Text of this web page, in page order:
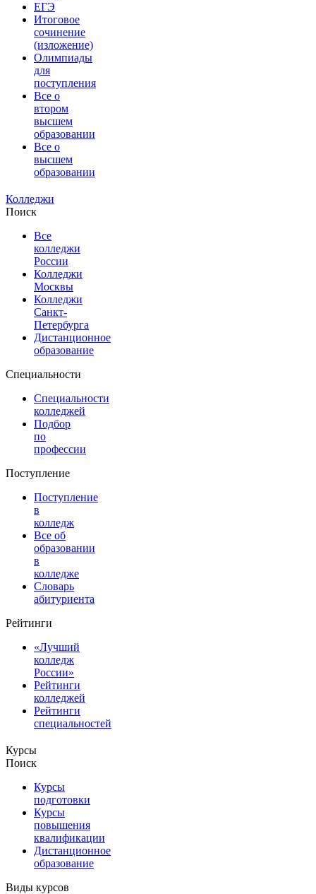
ЕГЭ
Итоговое
сочинение
(изложение)
Олимпиады
для
поступления
Все о
втором
высшем
образовании
Все о
высшем
образовании
Колледжи
Поиск
Все
колледжи
России
Колледжи
Москвы
Колледжи
Санкт-
Петербурга
Дистанционное
образование
Специальности
Специальности
колледжей
Подбор
по
профессии
Поступление
Поступление
в
колледж
Все об
образовании
в
колледже
Словарь
абитуриента
Рейтинги
«Лучший
колледж
России»
Рейтинги
колледжей
Рейтинги
специальностей
Курсы
Поиск
Курсы
подготовки
Курсы
повышения
квалификации
Дистанционное
образование
Виды курсов